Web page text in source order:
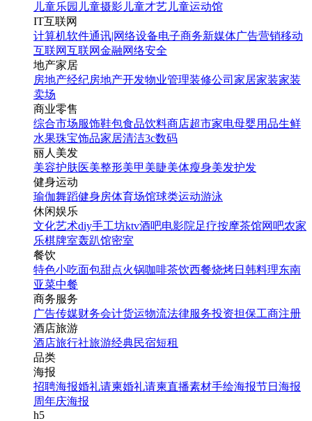
儿童乐园 儿童摄影 儿童才艺 儿童运动馆
IT互联网
计算机软件通讯|网络设备电子商务新媒体广告营销移动
互联网互联网金融网络安全
地产家居
房地产经纪房地产开发物业管理装修公司 家居家装家装
卖场
商业零售
综合市场服饰鞋包食品饮料商店超市家电母婴用品生鲜
水果珠宝饰品家居清洁3c数码
丽人美发
美容护肤医美整形美甲美睫美体瘦身美发护发
健身运动
瑜伽舞蹈健身房体育场馆球类运动游泳
休闲娱乐
文化艺术diy手工坊ktv酒吧电影院足疗按摩茶馆网吧农家
乐棋牌室轰趴馆密室
餐饮
特色小吃面包甜点火锅咖啡茶饮西餐烧烤日韩料理东南
亚菜中餐
商务服务
广告传媒财务会计货运物流法律服务投资担保工商注册
酒店旅游
酒店旅行社旅游经典民宿短租
品类
海报
招聘海报婚礼请柬婚礼请柬直播素材手绘海报节日海报
周年庆海报
h5